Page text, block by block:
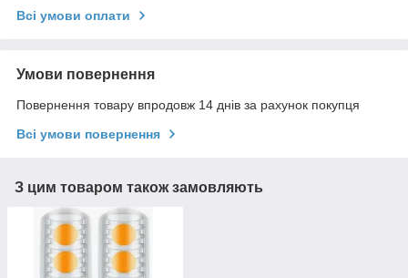
Всі умови оплати
Умови повернення
Повернення товару впродовж 14 днів за рахунок покупця
Всі умови повернення
З цим товаром також замовляють